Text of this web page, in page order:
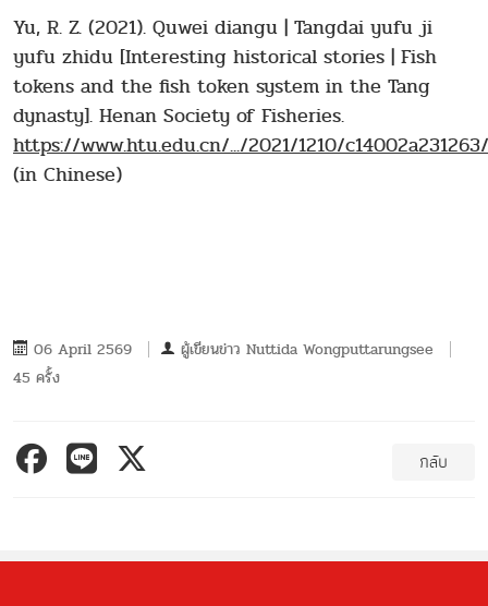
Yu, R. Z. (2021). Quwei diangu | Tangdai yufu ji
yufu zhidu [Interesting historical stories | Fish
tokens and the fish token system in the Tang
dynasty]. Henan Society of Fisheries.
https://www.htu.edu.cn/.../2021/1210/
(in Chinese)
06 April 2569 ผู้เขียนข่าว Nuttida Wongputtarungsee
45 ครั้ง
กลับ